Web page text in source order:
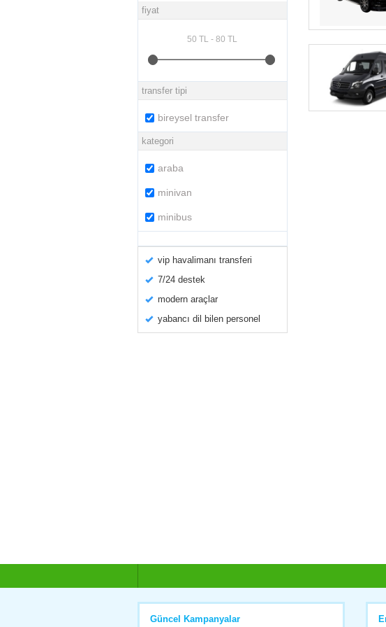
fiyat
transfer tipi
bireysel transfer
kategori
araba
minivan
minibus
vip havalimanı transferi
7/24 destek
modern araçlar
yabancı dil bilen personel
Güncel Kampanyalar